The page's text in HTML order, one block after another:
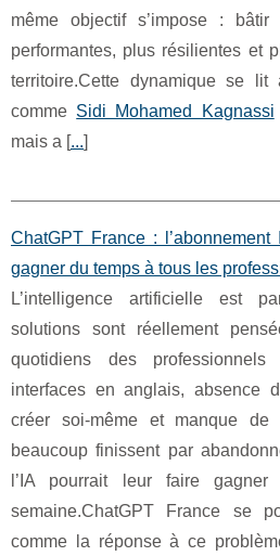
même objectif s’impose :
performantes, plus résilientes et
territoire.Cette dynamique se
comme Sidi Mohamed Kagnassi
mais a [...]
ChatGPT France :
gagner du temps à tous les
L’intelligence artificielle est
solutions sont réellement
quotidiens des professionnels
interfaces en anglais, absence
créer soi‑même et manque de
beaucoup finissent par
l’IA pourrait leur faire
semaine.ChatGPT France se
comme la réponse à ce